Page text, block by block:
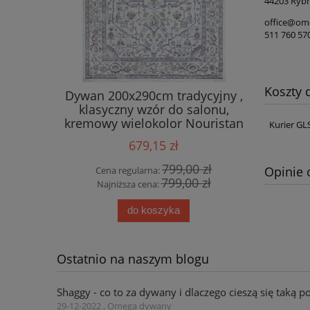
Dywan 200x290cm tradycyjny ,
klasyczny wzór do salonu,
kremowy wielokolor Nouristan
Daman
679,15 zł
Cena regularna:799,00 zł
Najniższa cena:799,00 zł
do koszyka
511 760
Koszty
Kurier
Opinie
Ostatnio na naszym blogu
Shaggy - co to za dywany i dlaczego cieszą się taką
29-12-2022 , Omega dywany